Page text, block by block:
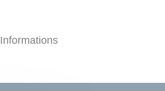
Informations